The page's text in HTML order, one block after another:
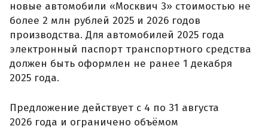
новые автомобили «Москвич 3» стоимостью не
более 2 млн рублей 2025 и 2026 годов
производства. Для автомобилей 2025 года
электронный паспорт транспортного средства
должен быть оформлен не ранее 1 декабря
2025 года.
Предложение действует с 4 по 31 августа
2026 года и ограничено объёмом